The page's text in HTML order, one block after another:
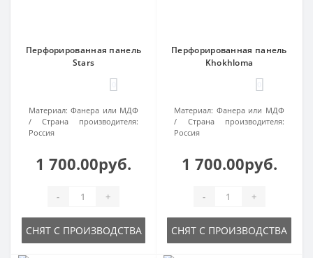
Перфорированная панель
Stars
Материал: Фанера или МДФ
Страна производителя:
Россия
1 700.00руб.
- +
СНЯТ С ПРОИЗВОДСТВА
Перфорированная панель
Khokhloma
Материал: Фанера или МДФ
Страна производителя:
Россия
1 700.00руб.
- +
СНЯТ С ПРОИЗВОДСТВА